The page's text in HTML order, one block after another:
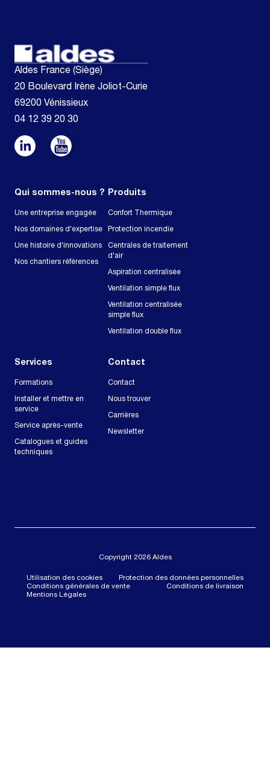
Aldes France (Siège)
20 Boulevard Irène Joliot-Curie
69200 Vénissieux
04 12 39 20 30
Qui sommes-nous ?
Une entreprise engagée
Nos domaines d'expertise
Une histoire d'innovations
Nos chantiers références
Produits
Confort Thermique
Protection incendie
Centrales de traitement
d'air
Aspiration centralisée
Ventilation simple flux
Ventilation centralisée
simple flux
Ventilation double flux
Services
Formations
Installer et mettre en
service
Service après-vente
Catalogues et guides
techniques
Contact
Contact
Nous trouver
Carrières
Newsletter
Copyright 2026 Aldes
Utilisation des cookies
Protection des données personnelles
Conditions générales de vente
Conditions de livraison
Mentions Légales